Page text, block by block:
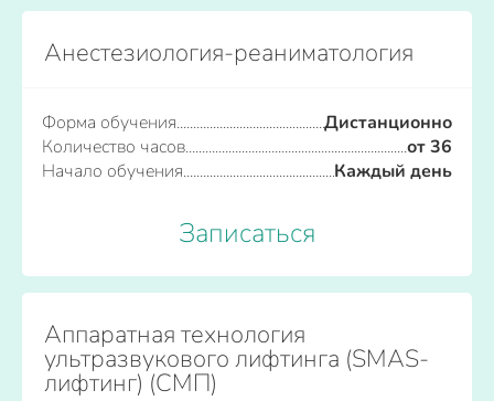
Анестезиология-реаниматология
Форма обучения
Дистанционно
Количество часов
от 36
Начало обучения
Каждый день
Записаться
Аппаратная технология
ультразвукового лифтинга (SMAS-
лифтинг) (СМП)